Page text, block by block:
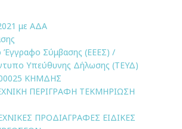
με ΑΔΑ
Έγγραφο Σύμβασης (ΕΕΕΣ) /
Υπεύθυνης Δήλωσης (ΤΕΥΔ)
ΚΗΜΔΗΣ
ΠΕΡΙΓΡΑΦΗ ΤΕΚΜΗΡΙΩΣΗ
ΠΡΟΔΙΑΓΡΑΦΕΣ ΕΙΔΙΚΕΣ